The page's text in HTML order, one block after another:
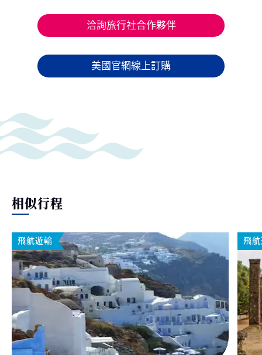
洽詢旅行社合作夥伴
美國官網線上訂購
相似行程
飛航遊輪 飛